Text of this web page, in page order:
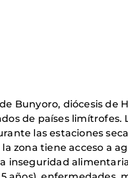
Bunyoro, diócesis de
de países limítrofes.
las estaciones
zona tiene acceso a
inseguridad